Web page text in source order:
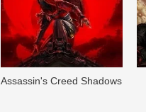
Assassin's Creed Shadows